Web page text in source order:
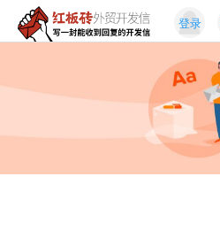
红
开
信
封
回
登录